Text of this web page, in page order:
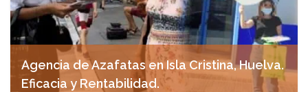
Agencia de Azafatas en Isla Cristina, Huelva.
Eficacia y Rentabilidad.